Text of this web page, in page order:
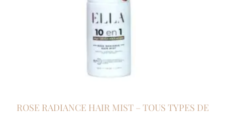
ROSE RADIANCE HAIR MIST – TOUS TYPES DE